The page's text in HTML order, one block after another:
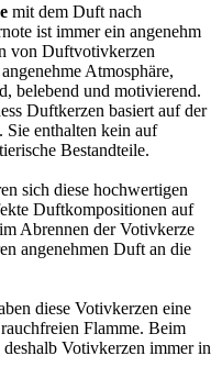
mit dem Duft nach
ist immer ein angenehm
von Duftvotivkerzen
Atmosphäre,
belebend und motivierend.
Duftkerzen basiert auf der
enthalten kein auf
Bestandteile.
sich diese hochwertigen
Duftkompositionen auf
Abrennen der Votivkerze
angenehmen Duft an die
diese Votivkerzen eine
Flamme. Beim
Votivkerzen immer in